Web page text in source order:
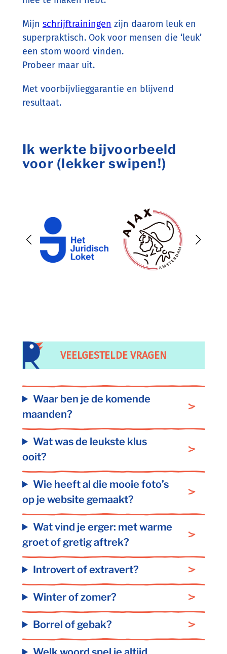
Mijn schrijftrainingen zijn daarom leuk en
superpraktisch. Ook voor mensen die ‘leuk’
een stom woord vinden.
Probeer maar uit.
Met voorbijvlieggarantie en blijvend
resultaat.
Ik werkte bijvoorbeeld
voor (lekker swipen!)
VEELGESTELDE VRAGEN
Waar ben je de komende
maanden?
Wat was de leukste klus
ooit?
Wie heeft al die mooie foto’s
op je website gemaakt?
Wat vind je erger: met warme
groet of gretig aftrek?
Introvert of extravert?
Winter of zomer?
Borrel of gebak?